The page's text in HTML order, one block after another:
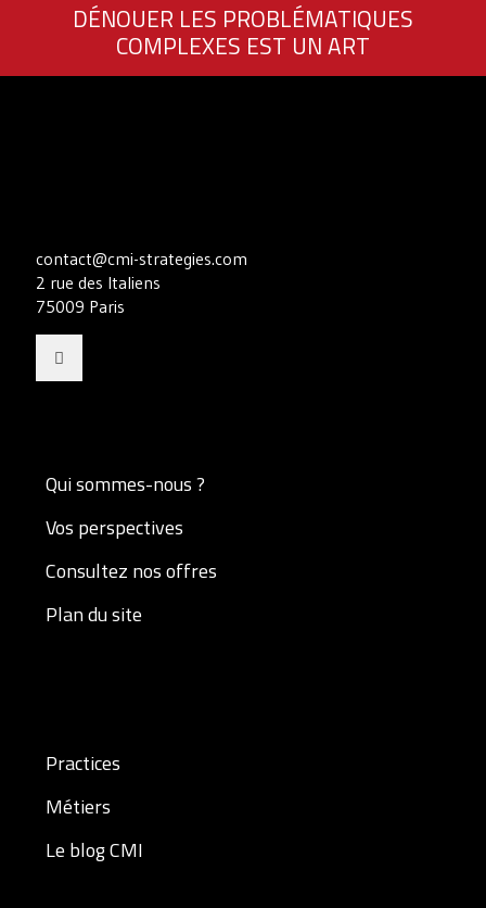
DÉNOUER LES PROBLÉMATIQUES
COMPLEXES EST UN ART
contact@cmi-strategies.com
2 rue des Italiens
75009 Paris
Qui sommes-nous ?
Vos perspectives
Consultez nos offres
Plan du site
Practices
Métiers
Le blog CMI